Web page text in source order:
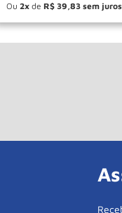
Ou 2 de R$ 39,83
＋
－